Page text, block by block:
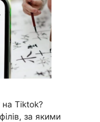
на Tiktok?
за якими